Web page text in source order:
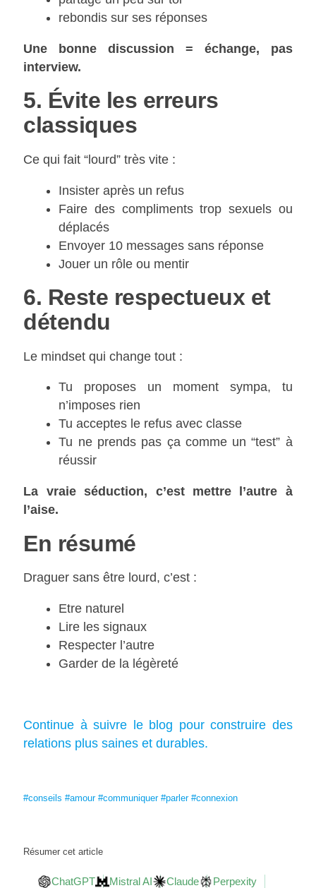
rebondis sur ses réponses
Une bonne discussion = échange, pas
interview.
5. Évite les erreurs
classiques
Ce qui fait “lourd” très vite :
Insister après un refus
Faire des compliments trop sexuels ou
déplacés
Envoyer 10 messages sans réponse
Jouer un rôle ou mentir
6. Reste respectueux et
détendu
Le mindset qui change tout :
Tu proposes un moment sympa, tu
n’imposes rien
Tu acceptes le refus avec classe
Tu ne prends pas ça comme un “test” à
réussir
La vraie séduction, c’est mettre l’autre à
l’aise.
En résumé
Draguer sans être lourd, c’est :
Etre naturel
Lire les signaux
Respecter l’autre
Garder de la légèreté
Continue à suivre le blog pour construire des
relations plus saines et durables.
#conseils #amour #communiquer #parler #connexion
Résumer cet article
ChatGPT Mistral AI Claude
Perpexity